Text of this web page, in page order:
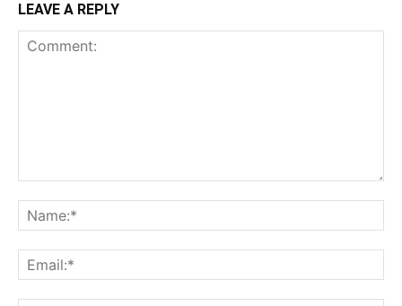
LEAVE A REPLY